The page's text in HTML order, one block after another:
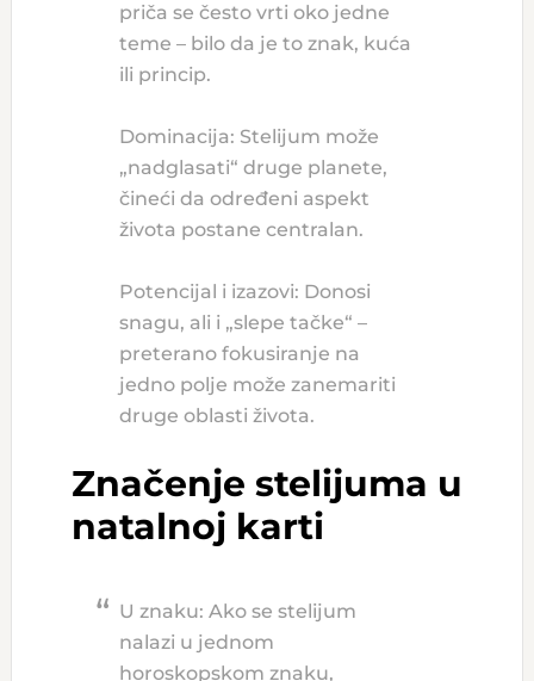
priča se često vrti oko jedne
teme – bilo da je to znak, kuća
ili princip.
Dominacija: Stelijum može
„nadglasati“ druge planete,
čineći da određeni aspekt
života postane centralan.
Potencijal i izazovi: Donosi
snagu, ali i „slepe tačke“ –
preterano fokusiranje na
jedno polje može zanemariti
druge oblasti života.
Značenje stelijuma u
natalnoj karti
U znaku: Ako se stelijum
nalazi u jednom
horoskopskom znaku,